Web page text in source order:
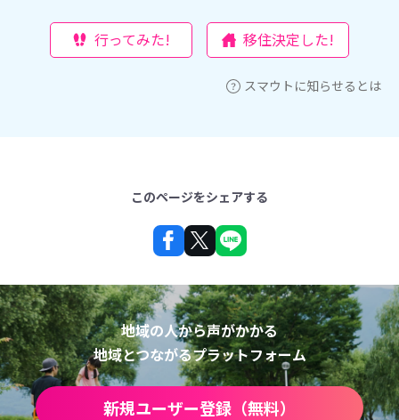
行ってみた! 移住決定した!
スマウトに知らせるとは
このページをシェアする
地域の人から声がかかる
地域とつながるプラットフォーム
新規ユーザー登録（無料）